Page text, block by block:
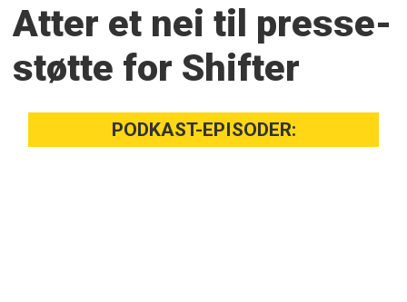
Atter et nei til presse­
støtte for Shifter
PODKAST-EPISODER: